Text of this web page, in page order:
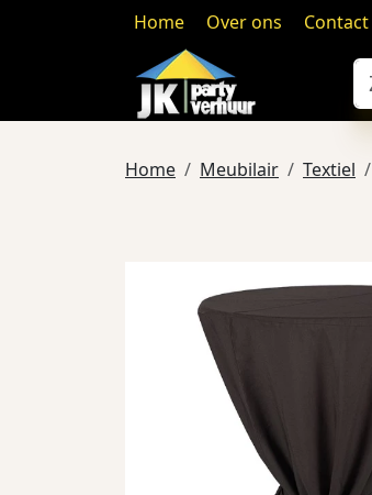
Home Over ons Contact
Home Meubilair Textiel